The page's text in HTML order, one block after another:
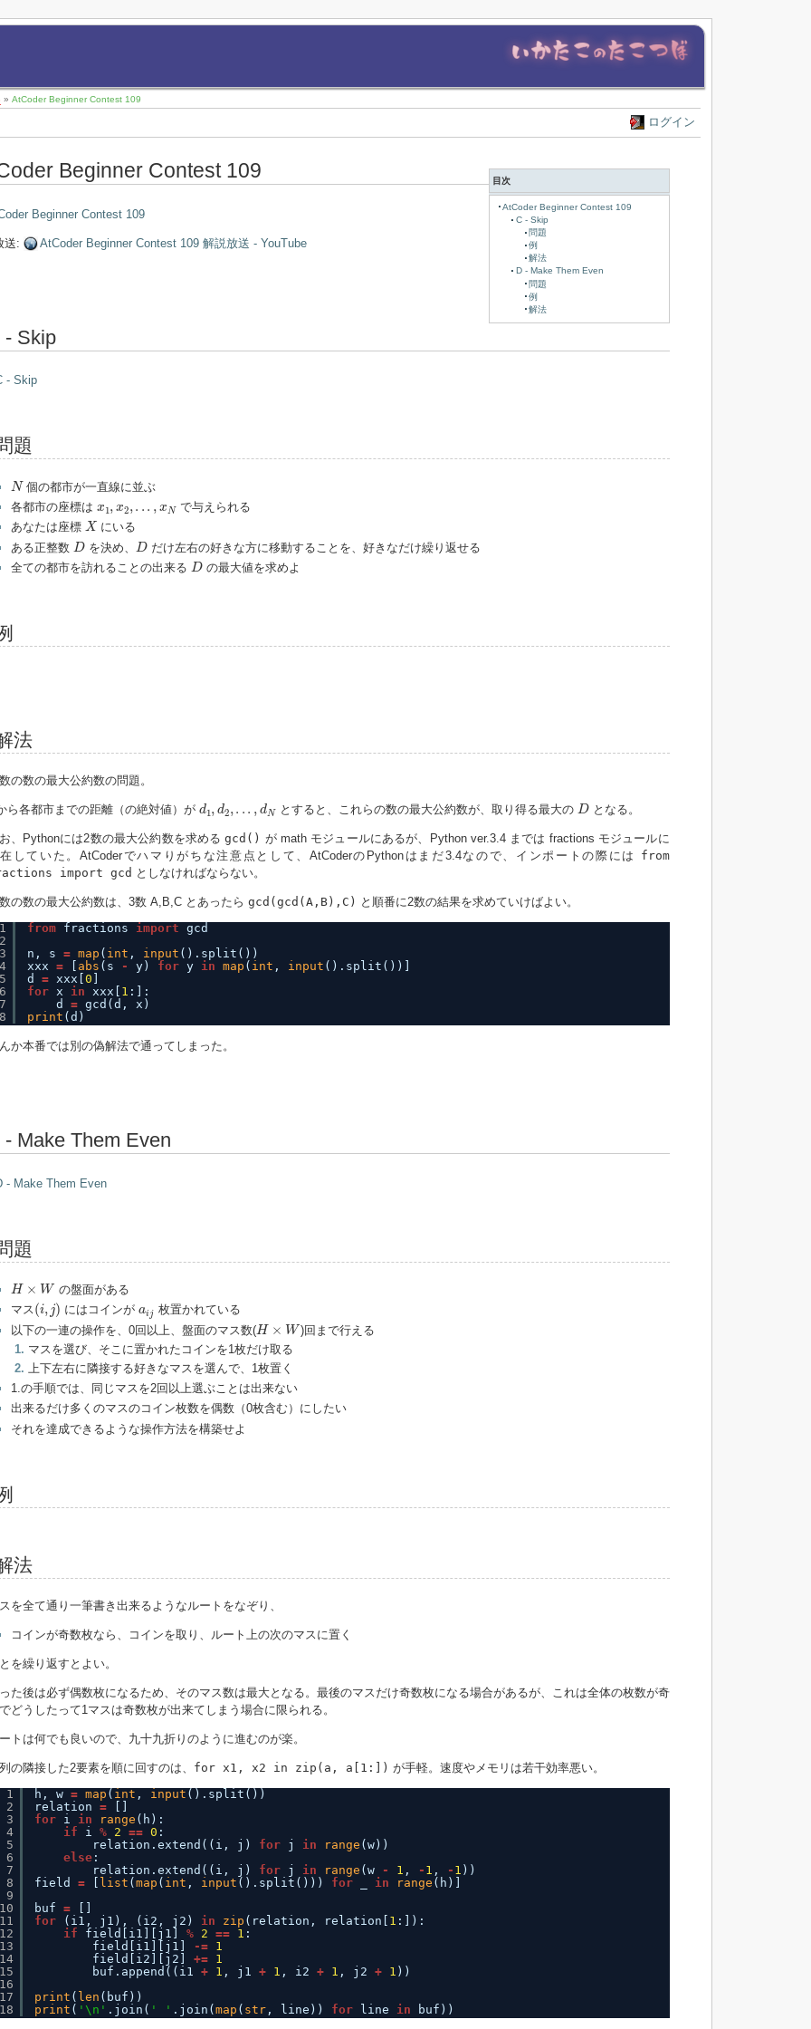
» AtCoder Beginner Contest 109
ログイン
目次
AtCoder Beginner Contest 109
C - Skip
問題
例
解法
D - Make Them Even
問題
例
解法
Beginner Contest 109
Beginner Contest 109
送: AtCoder Beginner Contest 109 解説放送 - YouTube
- Skip
- Skip
題
N
N 個の都市が一直線に並ぶ
各都市の座標は x1, x2,. . . , x N
x1 x2 N
で与えられる
あなたは座標 X
X にいる
ある正整数 D
Dを決め、 D
Dだけ左右の好きな方に移動することを、好きなだけ繰り返せる
全ての都市を訪れることの出来る D
Dの最大値を求めよ
法
の数の最大公約数の問題。
ら各都市までの距離（の絶対値）が d1, d2,. . . , dN
d1 d2 N とすると、これらの数の最大公約数が、取り得る最大のD
D となる。
、Pythonには2数の最大公約数を求めるgcd() が math モジュールにあるが、Python ver.3.4 までは fractions モジュールに
していた。AtCoderでハマりがちな注意点として、AtCoderのPythonはまだ3.4なので、インポートの際には from
import gcd としなければならない。
の数の最大公約数は、3数 A,B,C とあったら gcd(gcd(A,B),C) と順番に2数の結果を求めていけばよい。
1
2
3
4
5
6
7
8
from fractions import gcd
n, s = map ( int , input ().split())
xxx = abs (s - y) for y in map ( int , input ().split())]
d = xxx[ 0
for x in xxx[ 1 :]:
d = gcd(d, x)
print (d)
か本番では別の偽解法で通ってしまった。
- Make Them Even
- Make Them Even
題
H × W
H×W
の盤面がある
マス(i, j)
(i , にはコインがaij
ai
枚置かれている
以下の一連の操作を、0回以上、盤面のマス数(H × W
H×W
)回まで行える
マスを選び、そこに置かれたコインを1枚だけ取る
上下左右に隣接する好きなマスを選んで、1枚置く
1.の手順では、同じマスを2回以上選ぶことは出来ない
出来るだけ多くのマスのコイン枚数を偶数（0枚含む）にしたい
それを達成できるような操作方法を構築せよ
法
を全て通り一筆書き出来るようなルートをなぞり、
コインが奇数枚なら、コインを取り、ルート上の次のマスに置く
を繰り返すとよい。
た後は必ず偶数枚になるため、そのマス数は最大となる。最後のマスだけ奇数枚になる場合があるが、これは全体の枚数が奇
どうしたって1マスは奇数枚が出来てしまう場合に限られる。
トは何でも良いので、九十九折りのように進むのが楽。
の隣接した2要素を順に回すのは、 for x1, x2 in zip(a, a[1:]) が手軽。速度やメモリは若干効率悪い。
1
2
3
4
5
6
7
8
9
10
11
12
13
14
15
16
17
18
h, w = map ( int , input ().split())
relation =
for
i in range (h):
if
i % 2 == 0 :
relation.extend((i, j) for j in range (w))
else:
relation.extend((i, j) for j in range (w - 1 , - 1 , - 1 ))
field = list ( map ( int , input ().split())) for in range (h)]
buf =
for
(i1, j1), (i2, j2) in zip (relation, relation[ 1 :]):
if
field[i1][j1] % 2 == 1 :
field[i1][j1]
-=
1
field[i2][j2] +=
1
buf.append((i1 + 1 , j1 + 1 , i2 + 1 , j2 + 1 ))
print ( len (buf))
print ( '\n' .join( ' ' .join( map ( str, line)) for line in buf))